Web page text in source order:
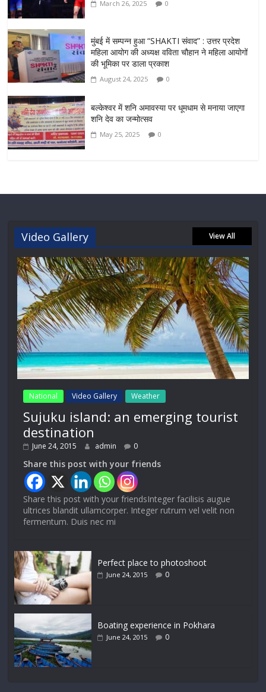
March 26, 2025 0
मुंबई में सम्पन्न हुआ “SHAKTI संवाद” : उत्तर प्रदेश
महिला आयोग की अध्यक्ष वविता चौहान ने महिला आयोगों
की भूमिका पर डाला प्रकाश
August 24, 2025 0
बल्केश्वर में शनि अमावस्या पर धूमधाम से मनाया जाएगा
शनि देव का जन्मोत्सव
May 25, 2025 0
Video Gallery View All
National Video Gallery Weather
Sujuku island: an emerging tourist
destination
June 24, 2015 admin 0
Share this post with your friends
Share this post with your friendsInteger facilisis augue
ultrices blandit ullamcorper. Integer rutrum vel velit non
fermentum. Duis nec mi
Perfect place to photoshoot
June 24, 2015 0
Boating experience in Pokhara
June 24, 2015 0